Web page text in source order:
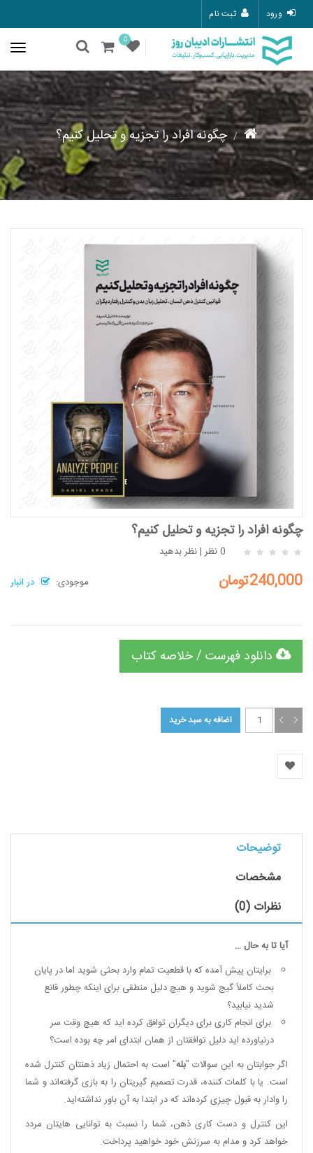
ورود ثبت نام
0
چگونه افراد را تجزیه و تحلیل کنیم؟
چگونه افراد را تجزیه و تحلیل کنیم؟
0 نظر |نظر بدهید
موجودی:
در انبار 240,000تومان
دانلود فهرست / خلاصه کتاب
توضیحات
مشخصات
نظرات (0)
آیا تا به حال …
برایتان پیش آمده که با قطعیت تمام وارد بحثی شوید اما در پایان
بحث کاملاً گیج شوید و هیچ دلیل منطقی برای اینکه چطور قانع
شدید نیابید؟
برای انجام کاری برای دیگران توافق کرده اید که هیچ وقت سر
درنیاورده اید دلیل توافقتان از همان ابتدای امر چه بوده است؟
اگر جوابتان به این سوالات "بله" است به احتمال زیاد ذهنتان کنترل شده
است. یا با کلمات کننده، قدرت تصمیم گیریتان را به بازی گرفته‌اند و شما
را وادار به قبول چیزی کرده‌اند که در ابتدا به آن باور نداشته‌اید.
این کنترل و دست کاری ذهن، شما را نسبت به توانایی هایتان مردد
خواهد کرد و مدام به سرزنش خود خواهید پرداخت.